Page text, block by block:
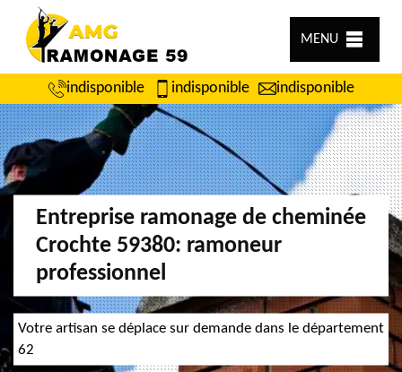
MENU
indisponible indisponible indisponible
Entreprise ramonage de cheminée
Crochte 59380: ramoneur
professionnel
Votre artisan se déplace sur demande dans le département
62